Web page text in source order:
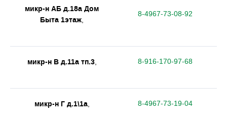
микр-н АБ д.18а Дом
Быта 1этаж,
8-4967-73-08-92
микр-н В д.11а тп.3, 8-916-170-97-68
микр-н Г д.1\1а, 8-4967-73-19-04